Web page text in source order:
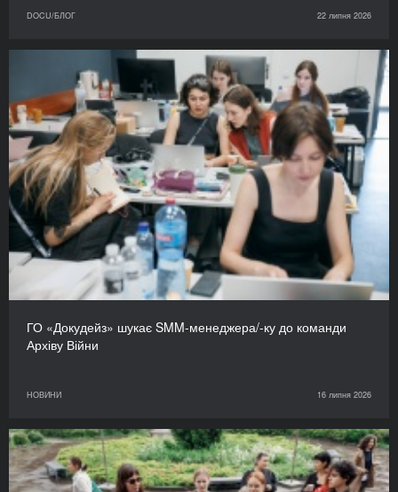
DOCU/БЛОГ 22 липня 2026
ГО «Докудейз» шукає SMM-менеджера/-ку до команди
Архіву Війни
НОВИНИ 16 липня 2026